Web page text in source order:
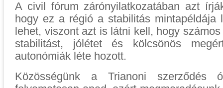
A civil fórum zárónyilatkozatában azt
hogy ez a régió a stabilitás
lehet, viszont azt is látni kell, hogy
stabilitást, jólétet és kölcsönös
autonómiák léte hozott.
Közösségünk a Trianoni szerződés